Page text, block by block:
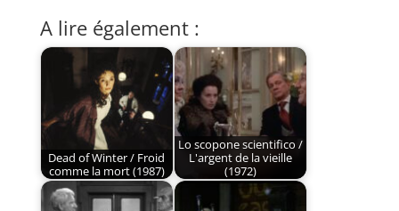
A lire également :
Dead of Winter / Froid
comme la mort (1987)
Lo scopone scientifico /
L'argent de la vieille
(1972)